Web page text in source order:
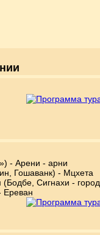
- Арени - арни
Гошаванк) - Мцхета
Сигнахи - город
Ереван